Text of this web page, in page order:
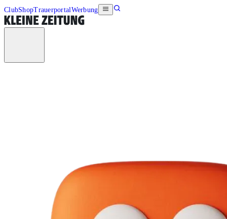
ClubShopTrauerportalWerbung